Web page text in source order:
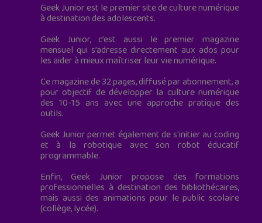
Geek Junior est le premier site de culture numérique
à destination des adolescents.
Geek Junior, c’est aussi le premier magazine
mensuel qui s’adresse directement aux ados pour
les aider à mieux maîtriser leur vie numérique.
Ce magazine de 32 pages, diffusé par abonnement, a
pour objectif de développer la culture numérique
des 10-15 ans avec une approche pratique des
outils.
Geek Junior permet également de s'initier au coding
et à la robotique avec son robot éducatif
programmable.
Enfin, Geek Junior propose des formations
professionnelles à destination des bibliothécaires,
mais aussi des animations pour le public scolaire
(collège, lycée).